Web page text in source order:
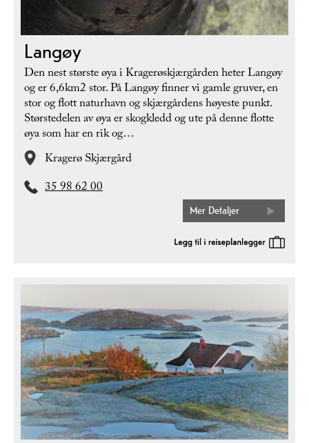
Langøy
Den nest største øya i Kragerøskjærgården heter Langøy
og er 6,6km2 stor. På Langøy finner vi gamle gruver, en
stor og flott naturhavn og skjærgårdens høyeste punkt.
Størstedelen av øya er skogkledd og ute på denne flotte
øya som har en rik og…
Kragerø Skjærgård
35 98 62 00
Mer Detaljer